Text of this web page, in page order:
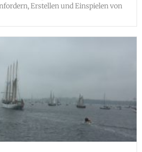
Erstellen und Einspielen von